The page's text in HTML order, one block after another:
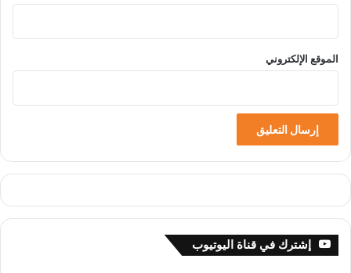
الموقع الإلكتروني
إشترك في قناة اليوتيوب